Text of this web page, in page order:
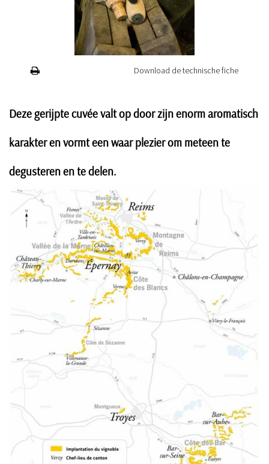
Download de technische fiche
Deze gerijpte cuvée valt op door zijn enorm aromatisch
karakter en vormt een waar plezier om meteen te
degusteren en te delen.